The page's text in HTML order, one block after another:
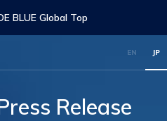
BLUE Global Top
EN JP
Release